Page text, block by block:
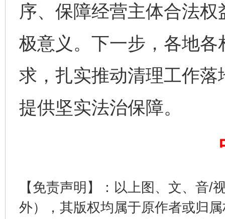
序、保障经营主体合法
极意义。下一步，各地
求，扎实推动清理工作
提供坚实法治保障。
【免责声明】：以上图、文、音/
外），其版权均属于原作者或归
网上购药对药下症？